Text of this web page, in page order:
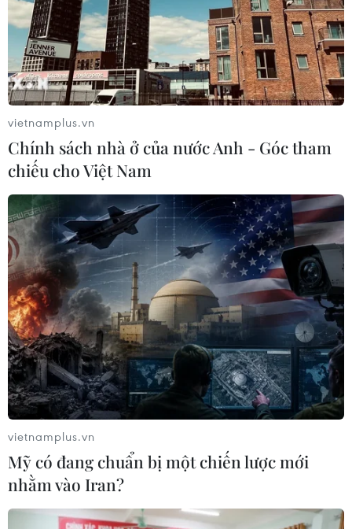
Phiên tòa phúc thẩm vụ án VN Pharma
hoãn xét xử lần hai
09/03/2020 05:54
Khi hồ sơ vụ án đang ở giai đoạn phúc thẩm, Cơ quan
An ninh điều tra (Bộ Công an) đã chuyển tới Tòa án một
số tài liệu và chứng cứ mới, được thu thập theo quyết
định của VKSND tối cao.
vietnamplus.vn
Chính sách nhà ở của nước Anh - Góc tham
chiếu cho Việt Nam
vietnamplus.vn
Mỹ có đang chuẩn bị một chiến lược mới
nhằm vào Iran?